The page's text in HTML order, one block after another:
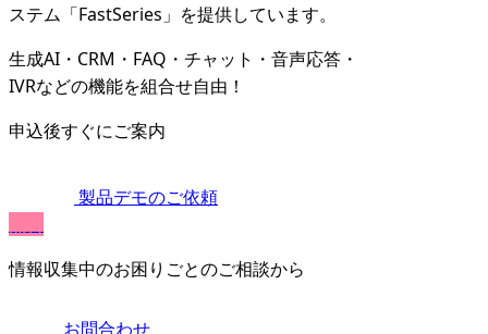
ステム「FastSeries」を提供しています。
生成AI・CRM・FAQ・チャット・音声応答・
IVRなどの機能を組合せ自由！
申込後すぐにご案内
製品デモのご依頼
情報収集中のお困りごとのご相談から
お問合わせ